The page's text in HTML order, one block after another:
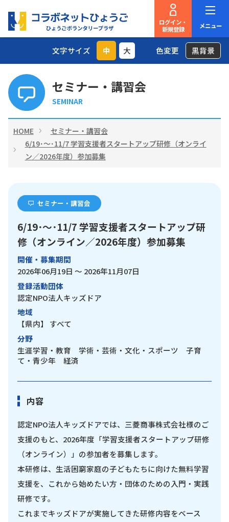
ログイン・
新規登録
メニュー
文字サイズ 中 大 色変更 黒背景
セミナー・講習会
SEMINAR
HOME
セミナー・講習会
6/19･～･11/7 学習支援者スタートアップ研修（オンライ
ン／2026年度）参加募集
セミナー・講習会
6/19･～･11/7 学習支援者スタートアップ研
修（オンライン／2026年度）参加募集
開催・募集期間
2026年06月19日 ～ 2026年11月07日
登録活動団体
認定NPO法人キッズドア
地域
【県内】
すべて
分野
生涯学習・教育 学術・芸術・文化・スポーツ 子育
て・青少年 経済
内容
認定NPO法人キッズドアでは、三菱商事株式会社様のご
支援のもと、2026年度「学習支援者スタートアップ研修
（オンライン）」の参加者を募集します。
本研修は、生活困窮家庭の子どもたちに向けた無料学習
支援を、これから始めたい方・団体のための入門・実践
研修です。
これまでキッズドアが実施してきた研修内容をベース